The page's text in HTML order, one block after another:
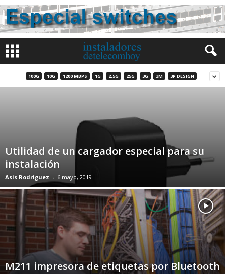
100G 10G 1200 MBPS 1G 2.5G 25G 3G 3M 3P DESIGN
Utilidad de un cargador especial para su
instalación
Asis Rodriguez - 6 mayo, 2019
M211 impresora de etiquetas por Bluetooth